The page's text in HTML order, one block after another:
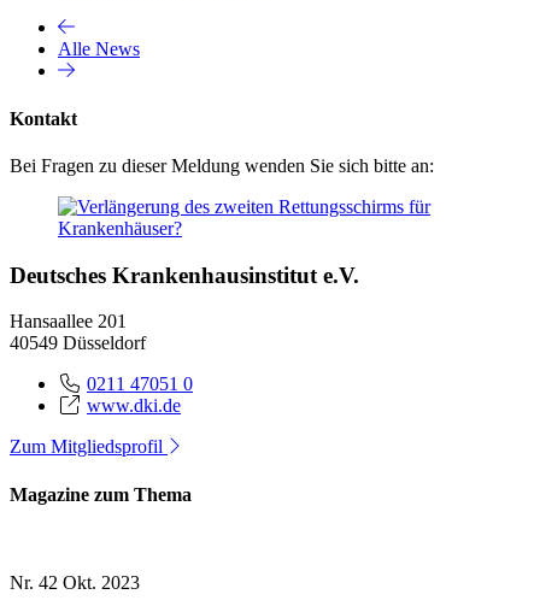
Alle News
Kontakt
Bei Fragen zu dieser Meldung wenden Sie sich bitte an:
Deutsches Krankenhausinstitut e.V.
Hansaallee 201
40549 Düsseldorf
0211 47051 0
www.dki.de
Zum Mitgliedsprofil
Magazine zum Thema
Nr. 42 Okt. 2023